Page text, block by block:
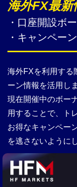
海外FX最新
・口座開設ボ
・キャンペー
海外FXを利用する
ーン情報を活用し
現在開催中のボー
用することで、ト
お得なキャンペー
を逃さないように